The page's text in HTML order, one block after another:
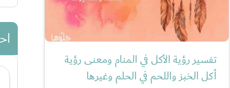
تفسير رؤية الأكل في المنام ومعنى رؤية
أكل الخبز واللحم في الحلم وغيرها